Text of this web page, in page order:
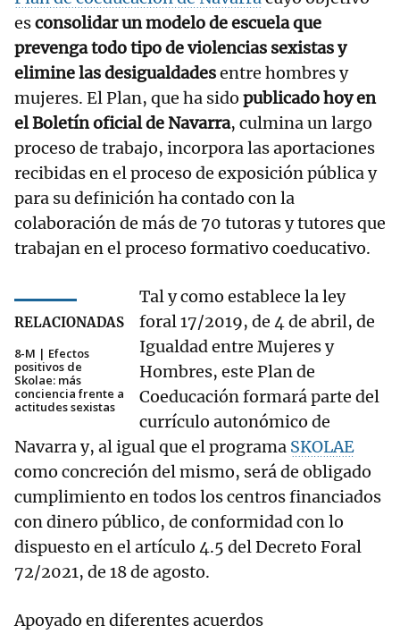
esconsolidar un modelo de escuela que
prevenga todo tipo de violencias sexistas y
elimine las desigualdadesentre hombres y
mujeres. El Plan, que ha sido publicado hoy en
el Boletín oficial de Navarra, culmina un largo
proceso de trabajo, incorpora las aportaciones
recibidas en el proceso de exposición pública y
para su definición ha contado con la
colaboración de más de 70 tutoras y tutores que
trabajan en el proceso formativo coeducativo.
RELACIONADAS
8-M | Efectos
positivos de
Skolae: más
conciencia frente a
actitudes sexistas
Tal y como establece la ley
foral 17/2019, de 4 de abril, de
Igualdad entre Mujeres y
Hombres, este Plan de
Coeducación formará parte del
currículo autonómico de
Navarra y, al igual que el programa SKOLAE
como concreción del mismo, será de obligado
cumplimiento en todos los centros financiados
con dinero público, de conformidad con lo
dispuesto en el artículo 4.5 del Decreto Foral
72/2021, de 18 de agosto.
Apoyado en diferentes acuerdos